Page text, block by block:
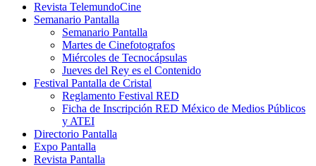
Revista TelemundoCine
Semanario Pantalla
Semanario Pantalla
Martes de Cinefotografos
Miércoles de Tecnocápsulas
Jueves del Rey es el Contenido
Festival Pantalla de Cristal
Reglamento Festival RED
Ficha de Inscripción RED México de Medios Públicos
y ATEI
Directorio Pantalla
Expo Pantalla
Revista Pantalla